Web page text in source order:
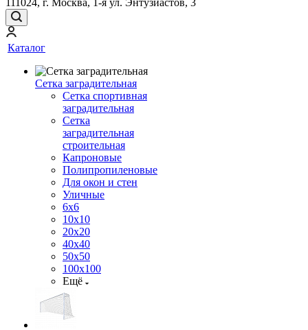
111024, г. Москва, 1-я ул. Энтузиастов, 3
Каталог
Сетка заградительная
Сетка спортивная
заградительная
Сетка
заградительная
строительная
Капроновые
Полипропиленовые
Для окон и стен
Уличные
6х6
10х10
20х20
40х40
50х50
100х100
Ещё